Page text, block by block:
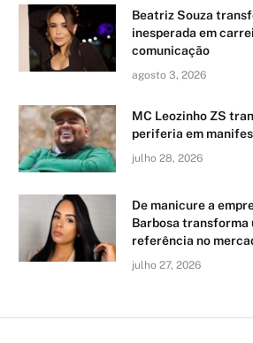
Beatriz Souza
inesperada em
comunicação
agosto 3, 2026
MC Leozinho ZS
periferia em
julho 28, 2026
De manicure a
Barbosa transforma
referência no
julho 27, 2026